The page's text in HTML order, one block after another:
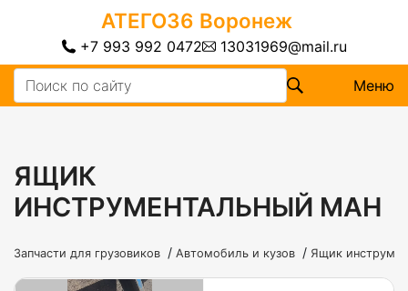
АТЕГО36 Воронеж
+7 993 992 0472 13031969@mail.ru
Меню
ЯЩИК
ИНСТРУМЕНТАЛЬНЫЙ МАН
Запчасти для грузовиков / Автомобиль и кузов / Ящик